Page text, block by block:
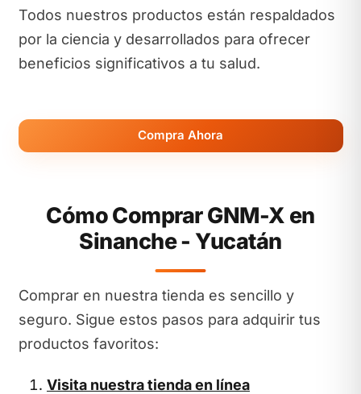
Todos nuestros productos están respaldados
por la ciencia y desarrollados para ofrecer
beneficios significativos a tu salud.
Compra Ahora
Cómo Comprar GNM-X en
Sinanche - Yucatán
Comprar en nuestra tienda es sencillo y
seguro. Sigue estos pasos para adquirir tus
productos favoritos:
Visita nuestra tienda en línea